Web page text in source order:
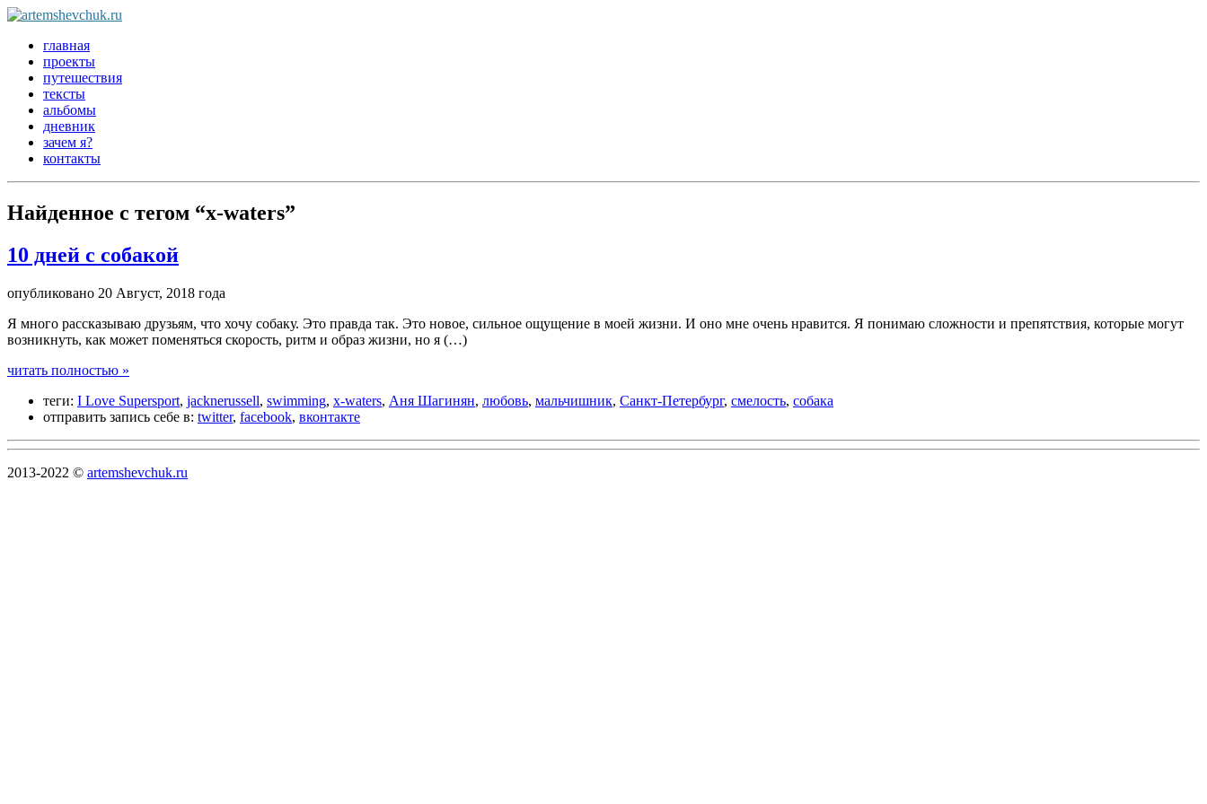
главная
проекты
путешествия
тексты
альбомы
дневник
зачем я?
контакты
Найденное с тегом “x-waters”
10 дней с собакой
опубликовано 20 Август, 2018 года
Я много рассказываю друзьям, что хочу собаку. Это правда так. Это новое, сильное ощущение в моей жизни. И оно мне очень нравится. Я понимаю сложности и препятствия, которые могут
возникнуть, как может поменяться скорость, ритм и образ жизни, но я (…)
читать полностью »
теги: I Love Supersport, jacknerussell, swimming, x-waters, Аня Шагинян, любовь, мальчишник, Санкт-Петербург, смелость, собака
отправить запись себе в: twitter, facebook, вконтакте
2013-2022 © artemshevchuk.ru